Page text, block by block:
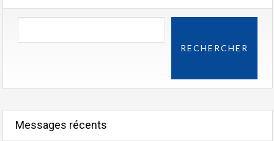
RECHERCHER
Messages récents